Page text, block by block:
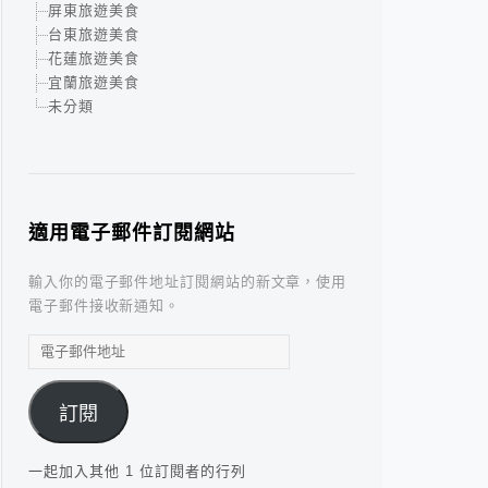
屏東旅遊美食
台東旅遊美食
花蓮旅遊美食
宜蘭旅遊美食
未分類
適用電子郵件訂閱網站
輸入你的電子郵件地址訂閱網站的新文章，使用
電子郵件接收新通知。
電
郵
件
地
址
訂閱
一起加入其他 1 位訂閱者的行列